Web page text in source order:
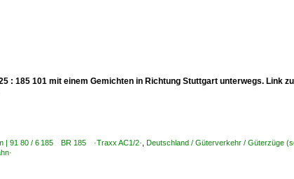
: 185 101 mit einem Gemichten in Richtung Stuttgart unterwegs. Link
| 91 80 / 6 185 BR 185 ·Traxx AC1/2· Deutschland / Güterverkehr / Güterzüge